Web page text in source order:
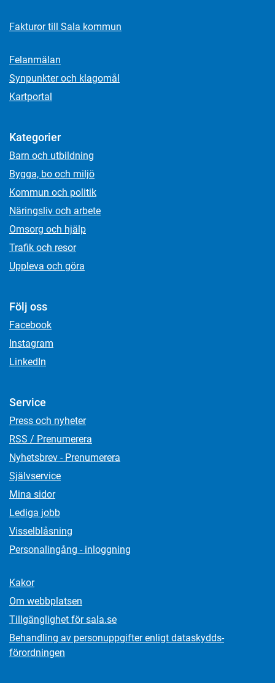
Fakturor till Sala kommun
Felanmälan
Synpunkter och klagomål
Kartportal
Kategorier
Barn och utbildning
Bygga, bo och miljö
Kommun och politik
Näringsliv och arbete
Omsorg och hjälp
Trafik och resor
Uppleva och göra
Följ oss
Facebook
Instagram
LinkedIn
Service
Press och nyheter
RSS / Prenumerera
Nyhetsbrev - Prenumerera
Självservice
Mina sidor
Lediga jobb
Visselblåsning
Personalingång - inloggning
Kakor
Om webbplatsen
Tillgänglighet för sala.se
Behandling av personuppgifter enligt dataskydds­
förordningen